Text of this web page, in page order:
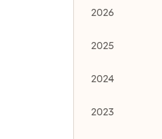
2026
2025
2024
2023